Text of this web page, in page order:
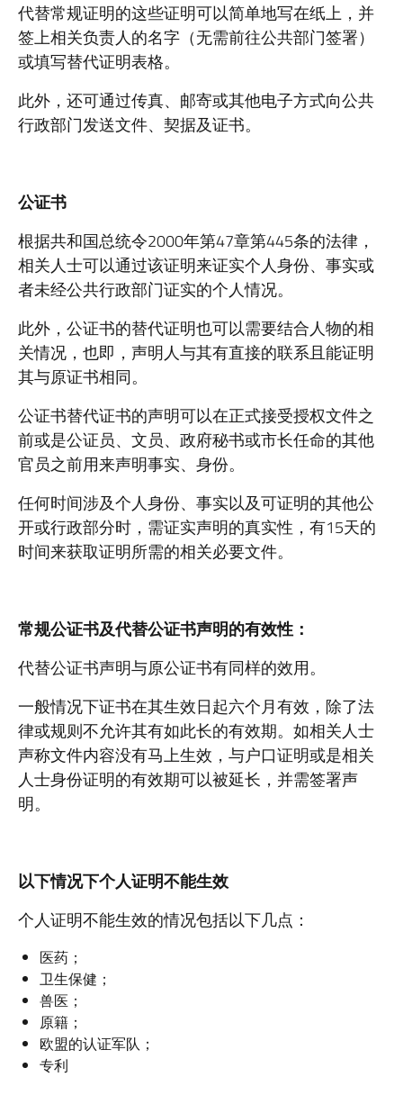
代替常规证明的这些证明可以简单地写在纸上，并
签上相关负责人的名字（无需前往公共部门签署）
或填写替代证明表格。
此外，还可通过传真、邮寄或其他电子方式向公共
行政部门发送文件、契据及证书。
公证书
根据共和国总统令2000年第47章第445条的法律，
相关人士可以通过该证明来证实个人身份、事实或
者未经公共行政部门证实的个人情况。
此外，公证书的替代证明也可以需要结合人物的相
关情况，也即，声明人与其有直接的联系且能证明
其与原证书相同。
公证书替代证书的声明可以在正式接受授权文件之
前或是公证员、文员、政府秘书或市长任命的其他
官员之前用来声明事实、身份。
任何时间涉及个人身份、事实以及可证明的其他公
开或行政部分时，需证实声明的真实性，有15天的
时间来获取证明所需的相关必要文件。
常规公证书及代替公证书声明的有效性：
代替公证书声明与原公证书有同样的效用。
一般情况下证书在其生效日起六个月有效，除了法
律或规则不允许其有如此长的有效期。如相关人士
声称文件内容没有马上生效，与户口证明或是相关
人士身份证明的有效期可以被延长，并需签署声
明。
以下情况下个人证明不能生效
个人证明不能生效的情况包括以下几点：
医药；
卫生保健；
兽医；
原籍；
欧盟的认证军队；
专利